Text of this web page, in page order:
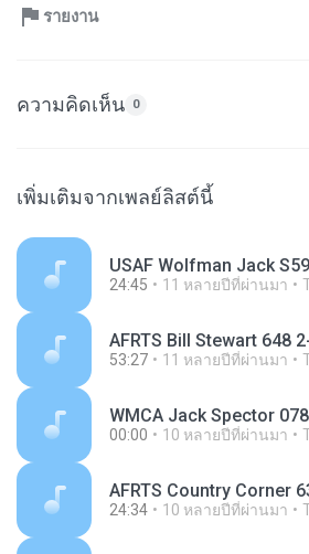
รายงาน
ความคิดเห็น 0
เพิ่มเติมจากเพลย์ลิสต์นี้
USAF Wolfman Jack
24:45 11 หลายปีที่ผ่านมา
AFRTS Bill Stewart 648
53:27 11 หลายปีที่ผ่านมา
00:00 10 หลายปีที่ผ่านมา
AFRTS Country Corner
24:34 10 หลายปีที่ผ่านมา